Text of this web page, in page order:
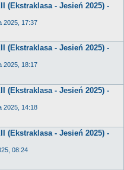
(Ekstraklasa - Jesień 2025) -
2025, 17:37
(Ekstraklasa - Jesień 2025) -
2025, 18:17
(Ekstraklasa - Jesień 2025) -
2025, 14:18
(Ekstraklasa - Jesień 2025) -
08:24